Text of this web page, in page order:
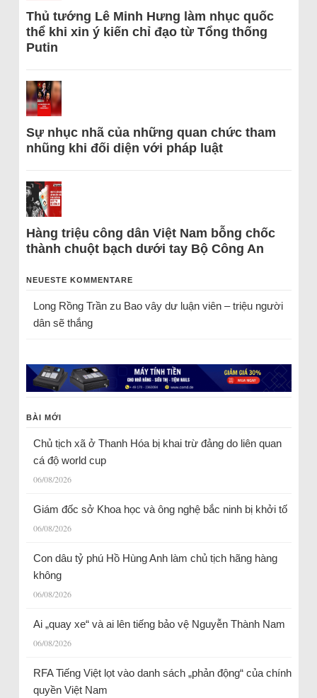
Thủ tướng Lê Minh Hưng làm nhục quốc
thể khi xin ý kiến chỉ đạo từ Tổng thống
Putin
Sự nhục nhã của những quan chức tham
nhũng khi đối diện với pháp luật
Hàng triệu công dân Việt Nam bỗng chốc
thành chuột bạch dưới tay Bộ Công An
NEUESTE KOMMENTARE
Long Rồng Trầnzu Bao vây dư luận viên – triệu người
dân sẽ thắng
BÀI MỚI
Chủ tịch xã ở Thanh Hóa bị khai trừ đảng do liên quan
cá độ world cup
06/08/2026
Giám đốc sở Khoa học và ông nghệ bắc ninh bị khởi tố
06/08/2026
Con dâu tỷ phú Hồ Hùng Anh làm chủ tịch hãng hàng
không
06/08/2026
Ai „quay xe“ và ai lên tiếng bảo vệ Nguyễn Thành Nam
06/08/2026
RFA Tiếng Việt lọt vào danh sách „phản động“ của chính
quyền Việt Nam